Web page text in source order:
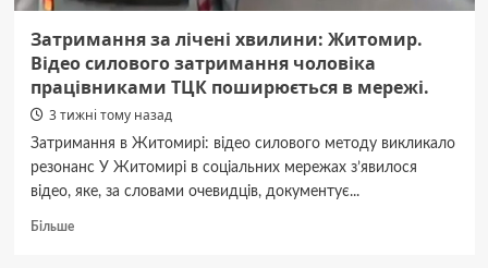
потягом.
Затримання за лічені хвилини: Житомир.
Відео силового затримання чоловіка
працівниками ТЦК поширюється в мережі.
3 тижні тому назад
Затримання в Житомирі: відео силового методу викликало
резонанс У Житомирі в соціальних мережах з’явилося
відео, яке, за словами очевидців, документує...
БільшеДокладніше